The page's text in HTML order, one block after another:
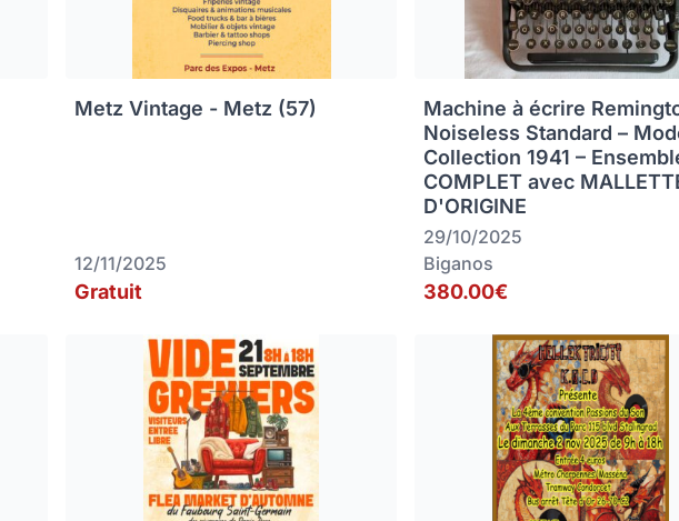
Metz Vintage - Metz (57)
12/11/2025
Gratuit
Machine à écrire
Noiseless Standard –
Collection 1941 –
COMPLET avec
D'ORIGINE
29/10/2025
Biganos
380.00€